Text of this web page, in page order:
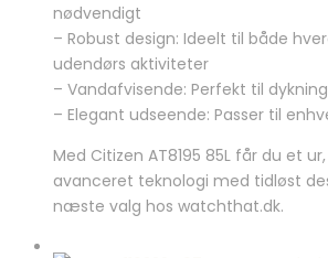
nødvendigt
– Robust design: Ideelt til både
udendørs aktiviteter
– Vandafvisende: Perfekt til
– Elegant udseende: Passer til
Med Citizen AT8195 85L får du et
avanceret teknologi med tidløst
næste valg hos watchthat.dk.